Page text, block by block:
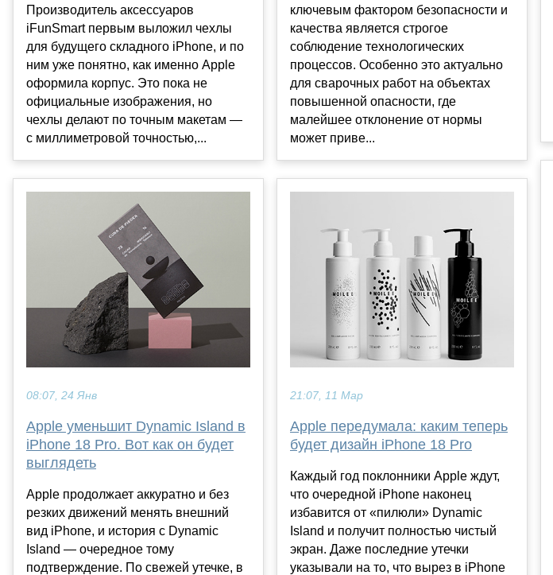
Производитель аксессуаров
iFunSmart первым выложил чехлы
для будущего складного iPhone, и по
ним уже понятно, как именно Apple
оформила корпус. Это пока не
официальные изображения, но
чехлы делают по точным макетам —
с миллиметровой точностью,...
08:07, 24 Янв
Apple уменьшит Dynamic Island в
iPhone 18 Pro. Вот как он будет
выглядеть
Apple продолжает аккуратно и без
резких движений менять внешний
вид iPhone, и история с Dynamic
Island — очередное тому
подтверждение. По свежей утечке, в
ключевым фактором безопасности и
качества является строгое
соблюдение технологических
процессов. Особенно это актуально
для сварочных работ на объектах
повышенной опасности, где
малейшее отклонение от нормы
может приве...
21:07, 11 Мар
Apple передумала: каким теперь
будет дизайн iPhone 18 Pro
Каждый год поклонники Apple ждут,
что очередной iPhone наконец
избавится от «пилюли» Dynamic
Island и получит полностью чистый
экран. Даже последние утечки
указывали на то, что вырез в iPhone